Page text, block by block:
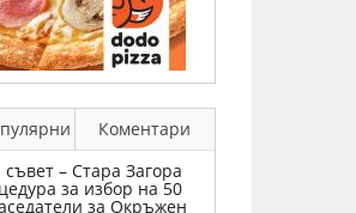
Коментари
– Стара Загора
за избор на 50
за Окръжен